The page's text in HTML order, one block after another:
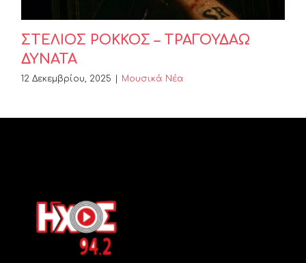
ΣΤΕΛΙΟΣ ΡΟΚΚΟΣ – ΤΡΑΓΟΥΔΑΩ
ΔΥΝΑΤΑ
12 Δεκεμβρίου, 2025 Μουσικά Νέα